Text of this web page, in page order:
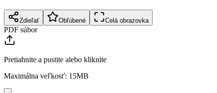
Zdieľať Obľúbené Celá obrazovka
PDF súbor
Pretiahnite a pustite alebo kliknite
Maximálna veľkosť: 15MB